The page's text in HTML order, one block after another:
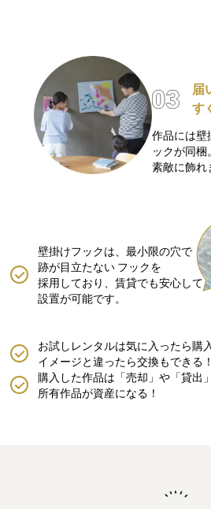
届
す
作品には壁
ックが同梱
素敵に飾れ
壁掛けフックは、最小限の穴で
跡が目立たない フックを
採用しており、賃貸でも安心して
設置が可能です。
購入した作品は「売却」や「貸出
所有作品が資産になる！
お試しレンタルは気に入ったら購
イメージと違ったら交換もできる！